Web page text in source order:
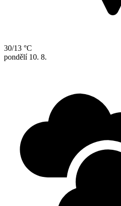
30/13 °C
pondělí 10. 8.